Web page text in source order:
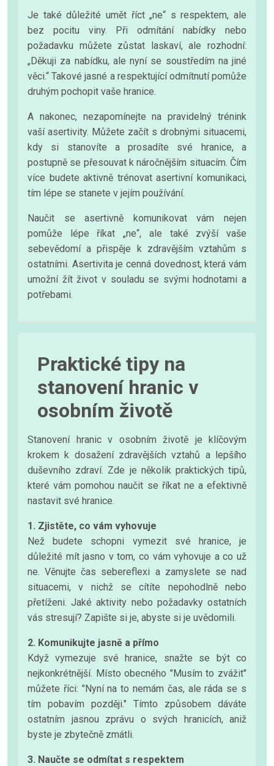
Je také důležité umět říct „ne“ s respektem, ale
bez pocitu viny. Při odmítání nabídky nebo
požadavku můžete zůstat laskaví, ale rozhodní:
„Děkuji za nabídku, ale nyní se soustředím na jiné
věci.“ Takové jasné a respektující odmítnutí pomůže
druhým pochopit vaše hranice.
A nakonec, nezapomínejte na pravidelný trénink
vaší asertivity. Můžete začít s drobnými situacemi,
kdy si stanovíte a prosadíte své hranice, a
postupně se přesouvat k náročnějším situacím. Čím
více budete aktivně trénovat asertivní komunikaci,
tím lépe se stanete v jejím používání.
Naučit se asertivně komunikovat vám nejen
pomůže lépe říkat „ne“, ale také zvýší vaše
sebevědomí a přispěje k zdravějším vztahům s
ostatními. Asertivita je cenná dovednost, která vám
umožní žít život v souladu se svými hodnotami a
potřebami.
Praktické tipy na
stanovení hranic v
osobním životě
Stanovení hranic v osobním životě je klíčovým
krokem k dosažení zdravějších vztahů a lepšího
duševního zdraví. Zde je několik praktických tipů,
které vám pomohou naučit se říkat ne a efektivně
nastavit své hranice.
1. Zjistěte, co vám vyhovuje
Než budete schopni vymezit své hranice, je
důležité mít jasno v tom, co vám vyhovuje a co už
ne. Věnujte čas sebereflexi a zamyslete se nad
situacemi, v nichž se cítíte nepohodlně nebo
přetíženi. Jaké aktivity nebo požadavky ostatních
vás stresují? Zapište si je, abyste si je uvědomili.
2. Komunikujte jasně a přímo
Když vymezuje své hranice, snažte se být co
nejkonkrétnější. Místo obecného "Musím to zvážit"
můžete říci: "Nyní na to nemám čas, ale ráda se s
tím pobavím později." Tímto způsobem dáváte
ostatním jasnou zprávu o svých hranicích, aniž
byste je zbytečně zmátli.
3. Naučte se odmítat s respektem